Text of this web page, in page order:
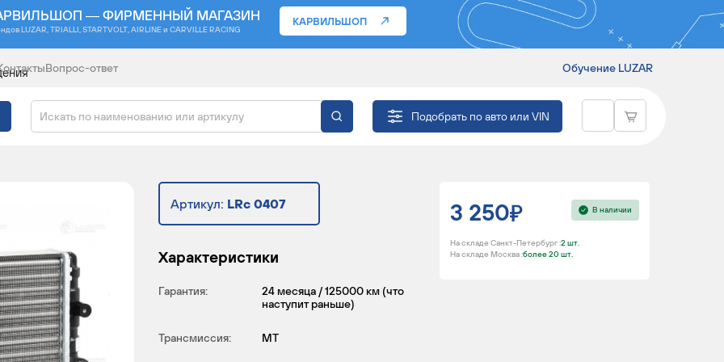
— ФИРМЕННЫЙ МАГАЗИН
LUZAR, TRIALLI, STARTVOLT, AIRLINE и CARVILLE RACING
КАРВИЛЬШОП
Вопрос-ответ Обучение LUZAR
Подобрать по авто или VIN
ДЛЯ А/М ЗАЗ 1102 ТАВРИЯ
Артикул: LRc 0407
Характеристики
Гарантия:
24 месяца / 125000 км (что
наступит раньше)
Трансмиссия: MT
3 250 В наличии
На складе Санкт-Петербург :2 шт.
На складе Москва :более 20 шт.